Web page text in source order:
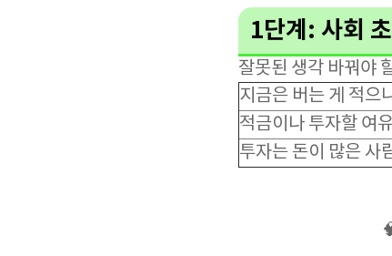
1단계: 사회
잘못된 생각 바꿔야
지금은 버는 게 적으
적금이나 투자할 여
투자는 돈이 많은 사